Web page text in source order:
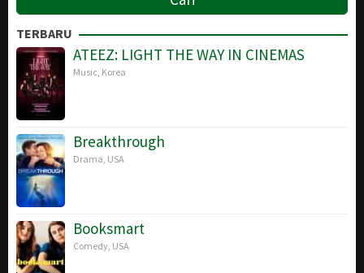
TERBARU
ATEEZ: LIGHT THE WAY IN CINEMAS
Music Korea
Breakthrough
Drama USA
Booksmart
Comedy USA